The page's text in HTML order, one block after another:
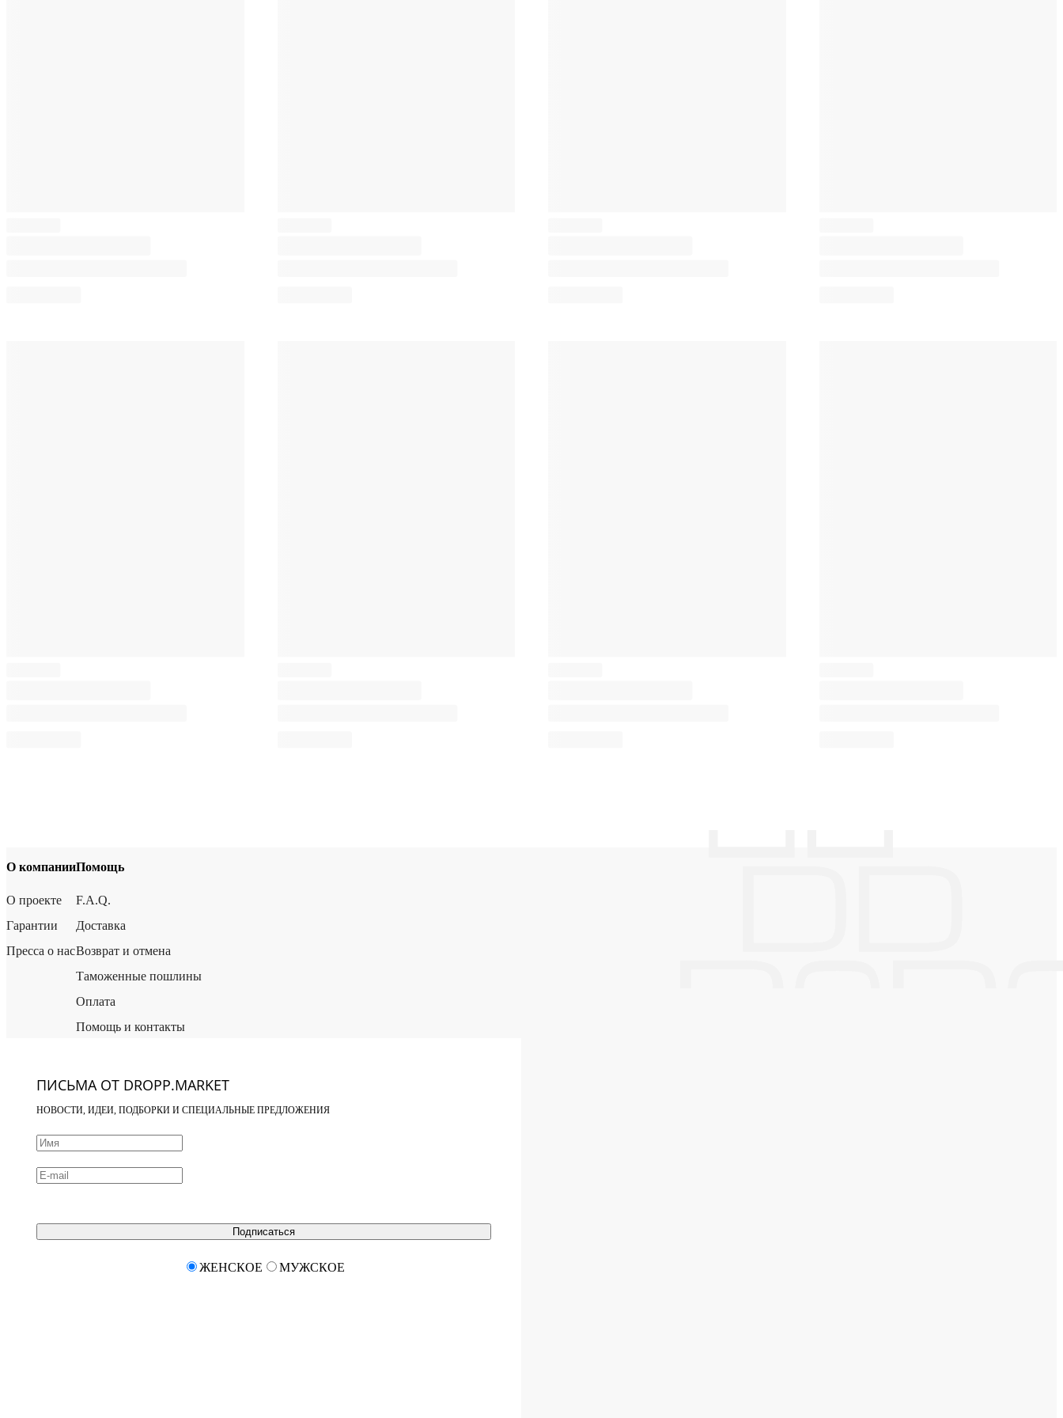
О компании
О проекте
Гарантии
Пресса о нас
Помощь
F.A.Q.
Доставка
Возврат и отмена
Таможенные пошлины
Оплата
Помощь и контакты
ПИСЬМА ОТ DROPP.MARKET
НОВОСТИ, ИДЕИ, ПОДБОРКИ И СПЕЦИАЛЬНЫЕ ПРЕДЛОЖЕНИЯ
Подписаться
ЖЕНСКОЕ МУЖСКОЕ